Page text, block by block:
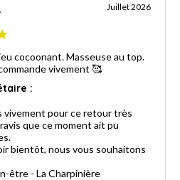
Juillet 2026
cocoonant. Masseuse au top.
prise. Je recommande vivement 🥰
:
vivement pour ce retour très
que ce moment ait pu
bientôt, nous vous souhaitons
être - La Charpinière